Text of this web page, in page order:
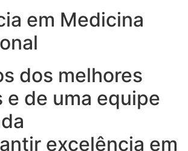
em Medicina
dos melhores
e de uma equipe
excelência em